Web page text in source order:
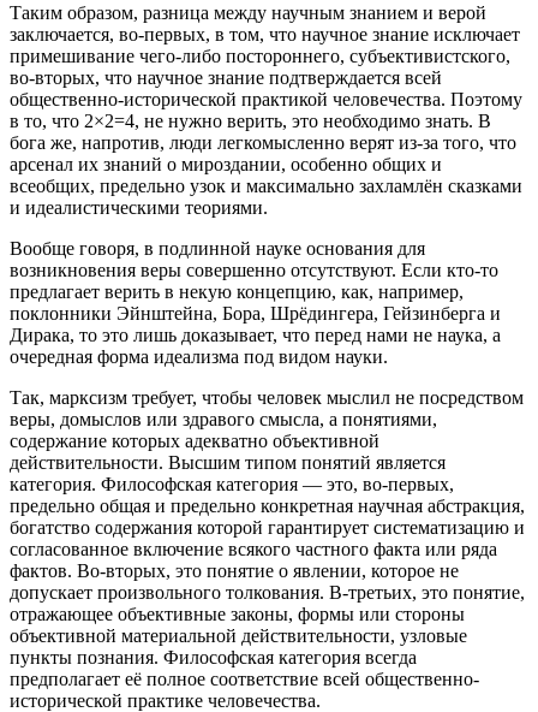
Таким образом, разница между научным знанием и верой
заключается, во-первых, в том, что научное знание исключает
примешивание чего-либо постороннего, субъективистского,
во-вторых, что научное знание подтверждается всей
общественно-исторической практикой человечества. Поэтому
в то, что 2×2=4, не нужно верить, это необходимо знать. В
бога же, напротив, люди легкомысленно верят из-за того, что
арсенал их знаний о мироздании, особенно общих и
всеобщих, предельно узок и максимально захламлён сказками
и идеалистическими теориями.
Вообще говоря, в подлинной науке основания для
возникновения веры совершенно отсутствуют. Если кто-то
предлагает верить в некую концепцию, как, например,
поклонники Эйнштейна, Бора, Шрёдингера, Гейзинберга и
Дирака, то это лишь доказывает, что перед нами не наука, а
очередная форма идеализма под видом науки.
Так, марксизм требует, чтобы человек мыслил не посредством
веры, домыслов или здравого смысла, а понятиями,
содержание которых адекватно объективной
действительности. Высшим типом понятий является
категория. Философская категория — это, во-первых,
предельно общая и предельно конкретная научная абстракция,
богатство содержания которой гарантирует систематизацию и
согласованное включение всякого частного факта или ряда
фактов. Во-вторых, это понятие о явлении, которое не
допускает произвольного толкования. В-третьих, это понятие,
отражающее объективные законы, формы или стороны
объективной материальной действительности, узловые
пункты познания. Философская категория всегда
предполагает её полное соответствие всей общественно-
исторической практике человечества.